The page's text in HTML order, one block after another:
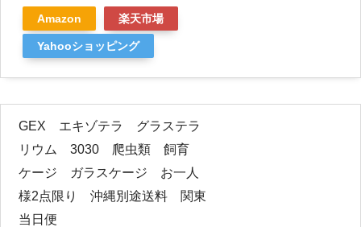
Amazon 楽天市場
Yahooショッピング
GEX エキゾテラ グラステラ
リウム 3030 爬虫類 飼育
ケージ ガラスケージ お一人
様2点限り 沖縄別途送料 関東
当日便